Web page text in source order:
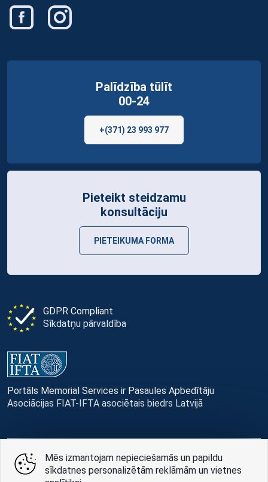
GDPR Compliant
Sīkdatņu pārvaldība
Portāls Memorial Services ir Pasaules Apbedītāju
Asociācijas FIAT-IFTA asociētais biedrs Latvijā
Palīdzība tūlīt
00-24
+(371) 23 993 977
Pieteikt steidzamu
konsultāciju
PIETEIKUMA FORMA
© Memorial Services, 2016 — 2026 pr3-g
Mēs izmantojam nepieciešamās un papildu
sīkdatnes personalizētām reklāmām un vietnes